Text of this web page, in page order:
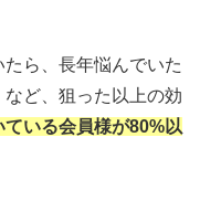
ら、長年悩んでいた
ど、狙った以上の効
いる会員様が80%以